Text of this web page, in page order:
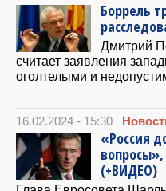
Боррель
Дмитрий
считает заявления
оголтелыми и
16.02.2024 - 15:30
«Россия
(+ВИДЕО)